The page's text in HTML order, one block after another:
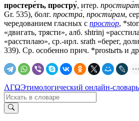
простере́ть, простру́, итер.
Gr. 535), болг. простра́, прости́рам,
чередованием гласных с просто́р,
«двигать, трясти», алб. shtrinj
«расстилаю», ср.-ирл. srath «берег,
339). Ср. особенно прич. *prostьrtъ и
ΛΓΩЭтимологический онлайн-